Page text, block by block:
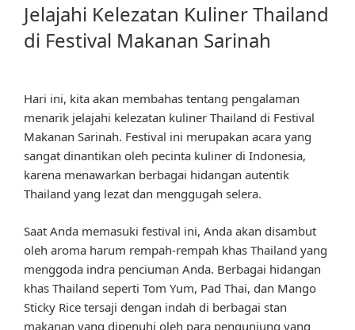
Jelajahi Kelezatan Kuliner Thailand
di Festival Makanan Sarinah
Hari ini, kita akan membahas tentang pengalaman
menarik jelajahi kelezatan kuliner Thailand di Festival
Makanan Sarinah. Festival ini merupakan acara yang
sangat dinantikan oleh pecinta kuliner di Indonesia,
karena menawarkan berbagai hidangan autentik
Thailand yang lezat dan menggugah selera.
Saat Anda memasuki festival ini, Anda akan disambut
oleh aroma harum rempah-rempah khas Thailand yang
menggoda indra penciuman Anda. Berbagai hidangan
khas Thailand seperti Tom Yum, Pad Thai, dan Mango
Sticky Rice tersaji dengan indah di berbagai stan
makanan yang dipenuhi oleh para pengunjung yang